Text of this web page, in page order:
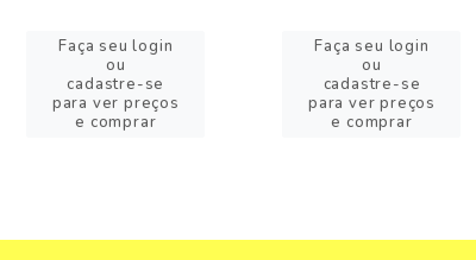
Faça seu login
ou
cadastre-se
para ver preços
e comprar
Faça seu login
ou
cadastre-se
para ver preços
e comprar